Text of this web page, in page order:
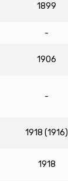
1899
-
1906
-
1918 (1916)
1918